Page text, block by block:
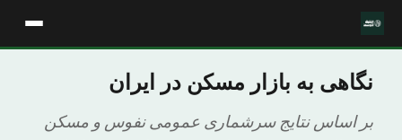
نگاهی به بازار مسکن در ایران
بر اساس نتایج سرشماری عمومی نفوس و مسکن